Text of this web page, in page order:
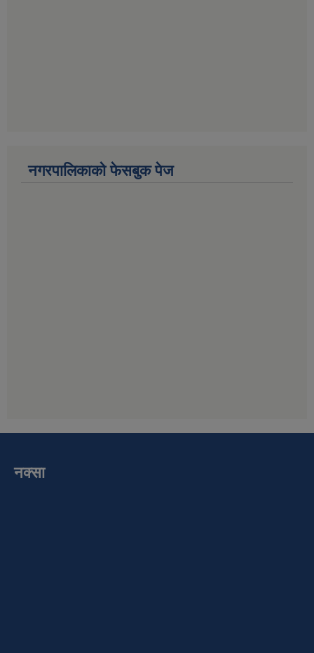
नगरपालिकाको फेसबुक पेज
नक्सा